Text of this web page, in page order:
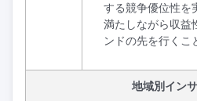
する競争優位性を
満たしながら収益
ンドの先を行くこ
地域別イン